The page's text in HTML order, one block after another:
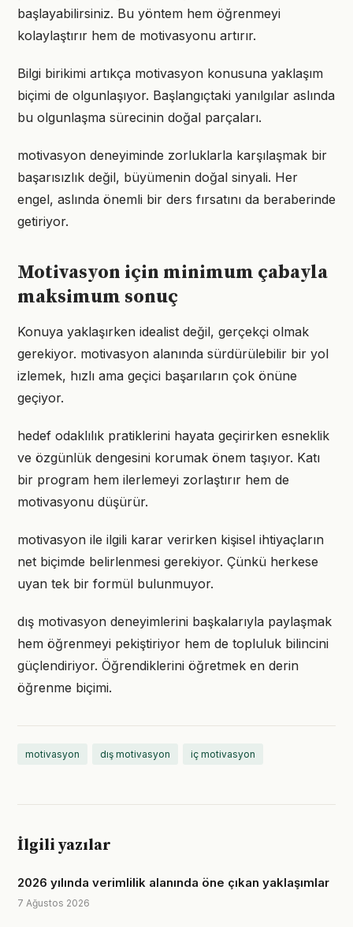
başlayabilirsiniz. Bu yöntem hem öğrenmeyi
kolaylaştırır hem de motivasyonu artırır.
Bilgi birikimi artıkça motivasyon konusuna yaklaşım
biçimi de olgunlaşıyor. Başlangıçtaki yanılgılar aslında
bu olgunlaşma sürecinin doğal parçaları.
motivasyon deneyiminde zorluklarla karşılaşmak bir
başarısızlık değil, büyümenin doğal sinyali. Her
engel, aslında önemli bir ders fırsatını da beraberinde
getiriyor.
Motivasyon için minimum çabayla
maksimum sonuç
Konuya yaklaşırken idealist değil, gerçekçi olmak
gerekiyor. motivasyon alanında sürdürülebilir bir yol
izlemek, hızlı ama geçici başarıların çok önüne
geçiyor.
hedef odaklılık pratiklerini hayata geçirirken esneklik
ve özgünlük dengesini korumak önem taşıyor. Katı
bir program hem ilerlemeyi zorlaştırır hem de
motivasyonu düşürür.
motivasyon ile ilgili karar verirken kişisel ihtiyaçların
net biçimde belirlenmesi gerekiyor. Çünkü herkese
uyan tek bir formül bulunmuyor.
dış motivasyon deneyimlerini başkalarıyla paylaşmak
hem öğrenmeyi pekiştiriyor hem de topluluk bilincini
güçlendiriyor. Öğrendiklerini öğretmek en derin
öğrenme biçimi.
motivasyon dış motivasyon iç motivasyon
İlgili yazılar
2026 yılında verimlilik alanında öne çıkan yaklaşımlar
7 Ağustos 2026